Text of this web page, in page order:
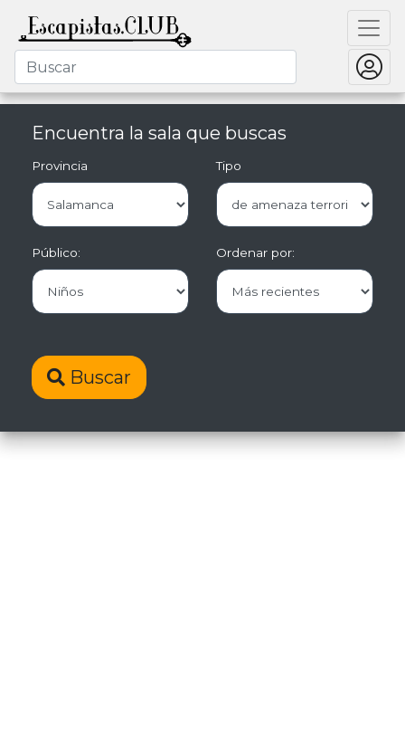
Encuentra la sala que buscas
Provincia Tipo
Público: Ordenar por:
Buscar